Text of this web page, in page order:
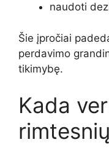
naudoti
Šie įpročiai
perdavimo
tikimybę.
Kada